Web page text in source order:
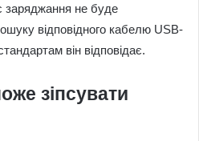
заряджання не буде
відповідного кабелю USB-
він відповідає.
зіпсувати